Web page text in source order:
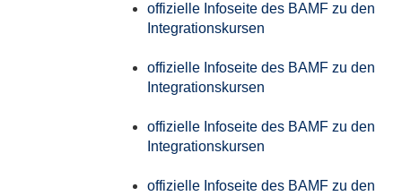
offizielle Infoseite des BAMF zu den
Integrationskursen
offizielle Infoseite des BAMF zu den
Integrationskursen
offizielle Infoseite des BAMF zu den
Integrationskursen
offizielle Infoseite des BAMF zu den